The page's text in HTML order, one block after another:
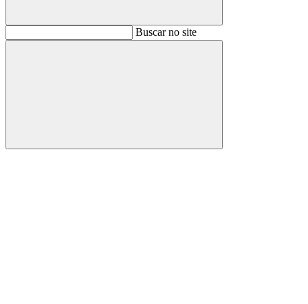
BuscarBuscar no site
Buscar